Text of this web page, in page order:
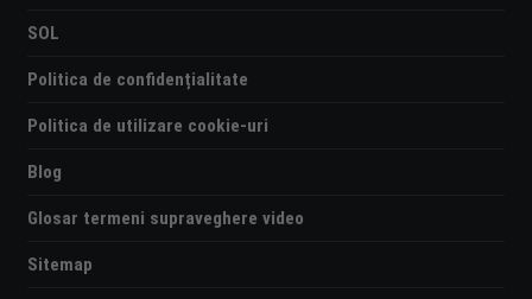
SOL
Politica de confidențialitate
Politica de utilizare cookie-uri
Blog
Glosar termeni supraveghere video
Sitemap